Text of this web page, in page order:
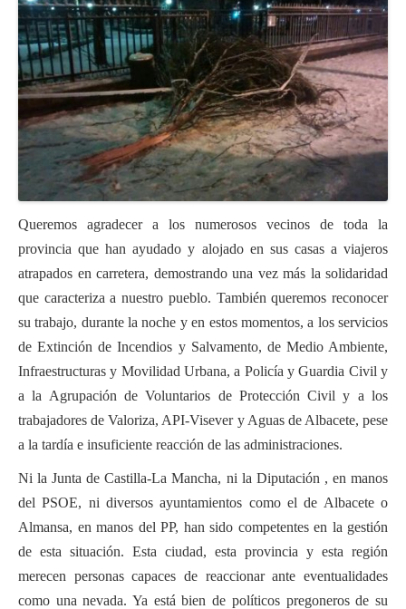
Queremos agradecer a los numerosos vecinos de toda la
provincia que han ayudado y alojado en sus casas a viajeros
atrapados en carretera, demostrando una vez más la solidaridad
que caracteriza a nuestro pueblo. También queremos reconocer
su trabajo, durante la noche y en estos momentos, a los servicios
de Extinción de Incendios y Salvamento, de Medio Ambiente,
Infraestructuras y Movilidad Urbana, a Policía y Guardia Civil y
a la Agrupación de Voluntarios de Protección Civil y a los
trabajadores de Valoriza, API-Visever y Aguas de Albacete, pese
a la tardía e insuficiente reacción de las administraciones.
Ni la Junta de Castilla-La Mancha, ni la Diputación , en manos
del PSOE, ni diversos ayuntamientos como el de Albacete o
Almansa, en manos del PP, han sido competentes en la gestión
de esta situación. Esta ciudad, esta provincia y esta región
merecen personas capaces de reaccionar ante eventualidades
como una nevada. Ya está bien de políticos pregoneros de su